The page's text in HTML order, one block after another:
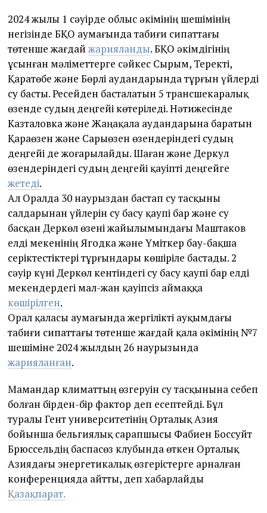
2024 жылы 1 сәуірде облыс әкімінің шешімінің
негізінде БҚО аумағында табиғи сипаттағы
төтенше жағдайжарияланды. БҚО әкімдігінің
ұсынған мәліметтерге сәйкес Сырым, Теректі,
Қаратөбе және Бөрлі аудандарында тұрғын үйлерді
су басты. Ресейден басталатын 5 трансшекаралық
өзенде судың деңгейі көтеріледі. Нәтижесінде
Казталовка және Жаңақала аудандарына баратын
Қараөзен және Сарыөзен өзендеріндегі судың
деңгейі де жоғарылайды. Шаған және Деркул
өзендеріндегі судың деңгейі қауіпті деңгейге
жетеді.
Ал Оралда 30 наурыздан бастап су тасқыны
салдарынан үйлерін су басу қаупі бар және су
басқан Деркөл өзені жайылымындағы Маштаков
елді мекенінің Ягодка және Үміткер бау-бақша
серіктестіктері тұрғындары көшіріле бастады. 2
сәуір күні Деркөл кентіндегі су басу қаупі бар елді
мекендердегі мал-жан қауіпсіз аймаққа
көшірілген.
Орал қаласы аумағында жергілікті ауқымдағы
табиғи сипаттағы төтенше жағдай қала әкімінің №7
шешіміне 2024 жылдың 26 наурызында
жарияланған.
Мамандар климаттың өзгеруін су тасқынына себеп
болған бірден-бір фактор деп есептейді. Бұл
туралы Гент университетінің Орталық Азия
бойынша бельгиялық сарапшысы Фабиен Боссуйт
Брюссельдің баспасөз клубында өткен Орталық
Азиядағы энергетикалық өзгерістерге арналған
конференцияда айтты, деп хабарлайды
Қазақпарат.